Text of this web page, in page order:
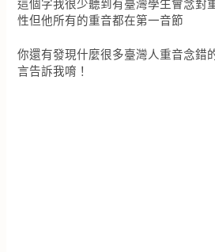
這個字我很少聽到有臺灣學生會念對
性但他所有的重音都在第一音節
你還有發現什麼很多臺灣人重音念錯
言告訴我唷！